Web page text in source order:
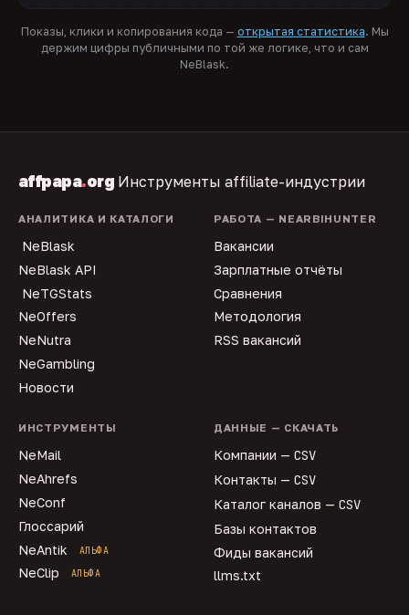
Показы, клики и копирования кода — открытая статистика. Мы
держим цифры публичными по той же логике, что и сам
NeBlask.
affpapa.org Инструменты affiliate-индустрии
АНАЛИТИКА И КАТАЛОГИ
NeBlask
NeBlask API
NeTGStats
NeOffers
NeNutra
NeGambling
Новости
РАБОТА — NEARBIHUNTER
Вакансии
Зарплатные отчёты
Сравнения
Методология
RSS вакансий
ИНСТРУМЕНТЫ
NeMail
NeAhrefs
NeConf
Глоссарий
NeAntik
АЛЬФА
NeClip АЛЬФА
ДАННЫЕ — СКАЧАТЬ
Компании — CSV
Контакты — CSV
Каталог каналов — CSV
Базы контактов
Фиды вакансий
llms.txt